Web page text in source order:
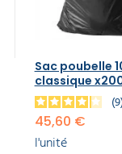
Sac poubelle
classique
9
45,60 €
l'unité